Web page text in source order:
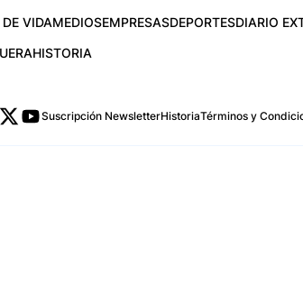
VIDAMEDIOSEMPRESASDEPORTESDIARIO
HISTORIA
Suscripción NewsletterHistoriaTérminos y